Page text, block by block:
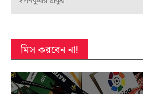
মিস করবেন না!